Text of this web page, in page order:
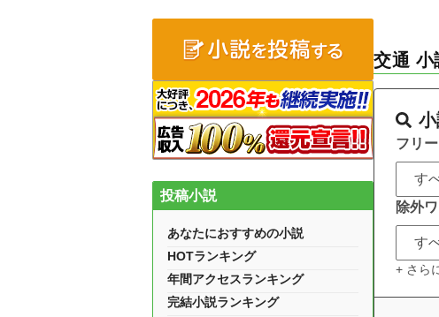
交通 小
フリ
除外
+ さら
投稿小説
あなたにおすすめの小説
HOTランキング
年間アクセスランキング
完結小説ランキング